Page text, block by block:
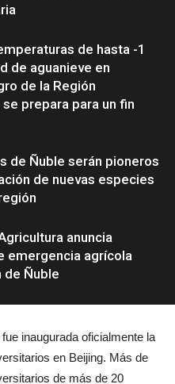
de hasta -1
de aguanieve en
de la Región
prepara para un fin
de Ñuble serán pioneros
de nuevas especies
anuncia
emergencia agrícola
de Ñuble
inaugurada oficialmente la
en Beijing. Más de
de más de 20